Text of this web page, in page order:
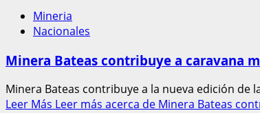
Mineria
Nacionales
Minera Bateas contribuye a caravana
Minera Bateas contribuye a la nueva edición de
Leer Más Leer más acerca de Minera Bateas